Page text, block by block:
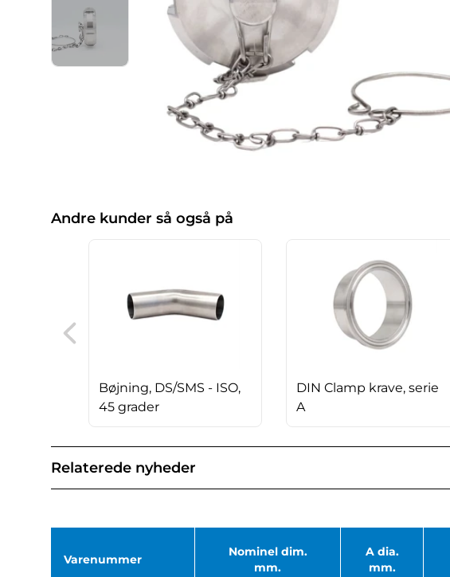
Andre kunder så også på
Bøjning, DS/SMS - ISO,
45 grader
DIN Clamp krave, serie
A
Relaterede nyheder
Varenummer
Nominel dim.
mm.
A dia.
mm.